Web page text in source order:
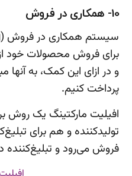
10- همکاری در فروش
برای فروش محصولات خود
و در ازای این کمک، به آنها
پرداخت کنیم.
افیلیت مارکتینگ یک روش
تولیدکننده و هم برای
فروش می‌رود و